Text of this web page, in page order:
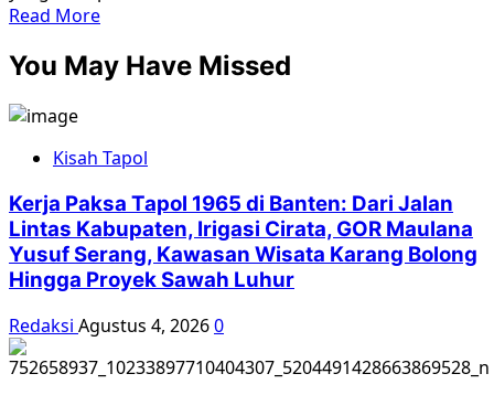
Read MoreRead
about
Sebelum
Lingkaran
Sosialis
di
Surabaya
You May Have Missed
Kisah Tapol
Kerja Paksa Tapol 1965 di Banten: Dari Jalan
Lintas Kabupaten, Irigasi Cirata, GOR Maulana
Yusuf Serang, Kawasan Wisata Karang Bolong
Hingga Proyek Sawah Luhur
Redaksi Agustus 4, 20260